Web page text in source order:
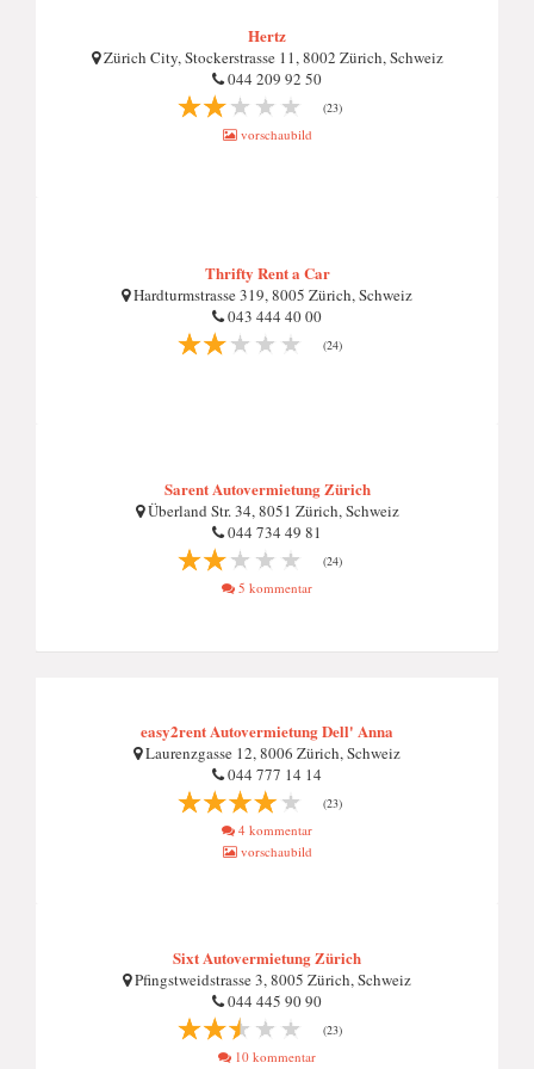
Hertz
Zürich City, Stockerstrasse 11, 8002 Zürich, Schweiz
044 209 92 50
(23)
vorschaubild
Thrifty Rent a Car
Hardturmstrasse 319, 8005 Zürich, Schweiz
043 444 40 00
(24)
Sarent Autovermietung Zürich
Überland Str. 34, 8051 Zürich, Schweiz
044 734 49 81
(24)
5 kommentar
easy2rent Autovermietung Dell' Anna
Laurenzgasse 12, 8006 Zürich, Schweiz
044 777 14 14
(23)
4 kommentar
vorschaubild
Sixt Autovermietung Zürich
Pfingstweidstrasse 3, 8005 Zürich, Schweiz
044 445 90 90
(23)
10 kommentar